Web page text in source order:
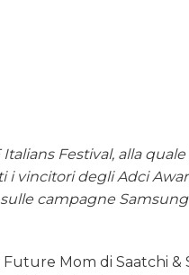
Festival, alla
i vincitori degli Adci
campagne
Future Mom di Saatchi